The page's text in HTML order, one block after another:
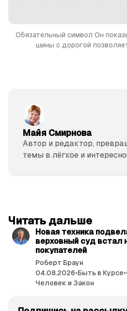
Обязательный символ Он
шины с дорогой
Майя Смирнова
Автор и редактор,
темы в лёгкое и
Читать дальше
Новая техника
верховный суд встал
покупателей
Роберт Браун
04.08.2026•Быть в Курсе•
Человек и Закон